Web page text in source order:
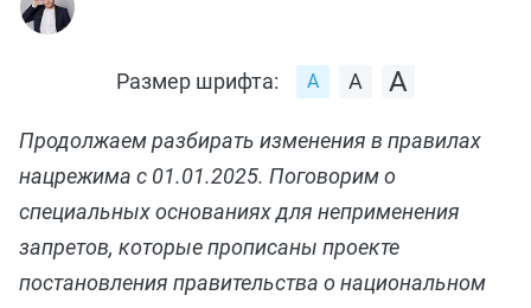
Размер шрифта:
Продолжаем разбирать изменения в правилах
нацрежима с 01.01.2025. Поговорим о
специальных основаниях для неприменения
запретов, которые прописаны проекте
постановления правительства о национальном